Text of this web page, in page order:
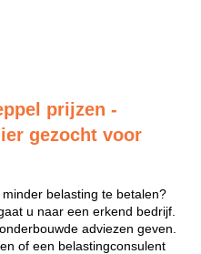
prijzen -
gezocht voor
belasting te betalen?
u naar een erkend bedrijf.
adviezen geven.
of een belastingconsulent